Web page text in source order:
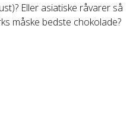
Eller asiatiske råvarer så
måske bedste chokolade?